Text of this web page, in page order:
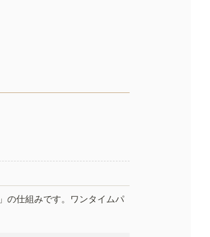
の仕組みです。ワンタイムパ